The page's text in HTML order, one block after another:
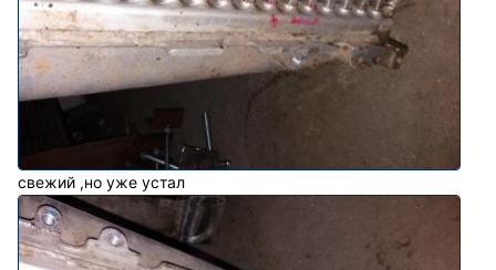
свежий ,но уже устал